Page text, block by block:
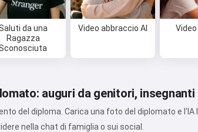
da una
Ragazza
Video abbraccio AI Video
auguri da genitori,
del diploma. Carica una foto del diplomato e
nella chat di famiglia o sui social.